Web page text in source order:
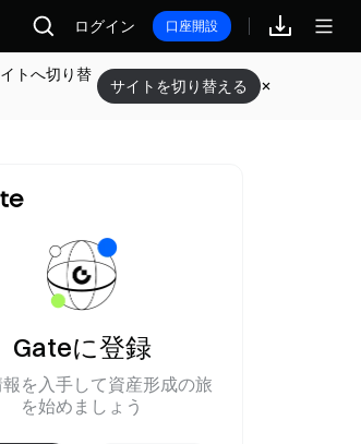
ログイン 口座開設
トへ切り替
サイトを切り替える
Gateに登録
を入手して資産形成の旅
を始めましょう